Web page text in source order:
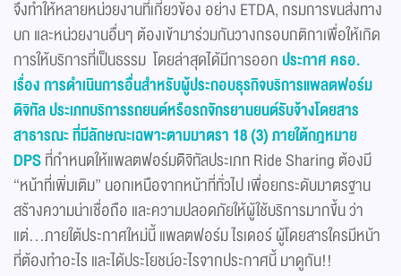
จึงทำให้หลายหน่วยงานที่เกี่ยวข้อง อย่าง ETDA, กรมการขนส่งทาง
บก และหน่วยงานอื่นๆ ต้องเข้ามาร่วมกันวางกรอบกติกาเพื่อให้เกิด
การให้บริการที่เป็นธรรม โดยล่าสุดได้มีการออก ประกาศ คธอ.
เรื่อง การดำเนินการอื่นสำหรับผู้ประกอบธุรกิจบริการแพลตฟอร์ม
ดิจิทัล ประเภทบริการรถยนต์หรือรถจักรยานยนต์รับจ้างโดยสาร
สาธารณะ ที่มีลักษณะเฉพาะตามมาตรา 18 (3) ภายใต้กฎหมาย
DPSที่กำหนดให้แพลตฟอร์มดิิจิทัลประเภท Ride Sharing ต้องมี
“หน้าที่เพิ่มเติม” นอกเหนือจากหน้าที่ทั่วไป เพื่อยกระดับมาตรฐาน
สร้างความน่าเชื่อถือ และความปลอดภัยให้ผู้ใช้บริการมากขึ้น ว่า
แต่…ภายใต้ประกาศใหม่นี้ แพลตฟอร์ม ไรเดอร์ ผู้โดยสารใครมีหน้า
ที่ต้องทำอะไร และได้ประโยชน์อะไรจากประกาศนี้ มาดูกัน!!